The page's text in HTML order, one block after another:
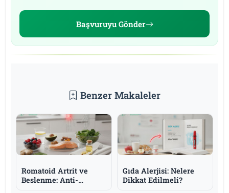
Başvuruyu Gönder
Benzer Makaleler
Romatoid Artrit ve
Beslenme: Anti-
Gıda Alerjisi: Nelere
Dikkat Edilmeli?